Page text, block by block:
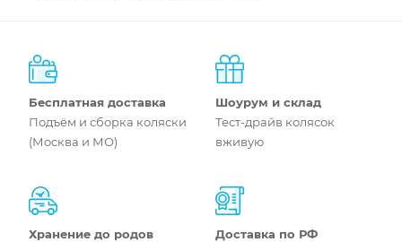
Бесплатная доставка
Подъём и сборка коляски
(Москва и МО)
Шоурум и склад
Тест-драйв колясок
вживую
Хранение до родов
Доставка по РФ